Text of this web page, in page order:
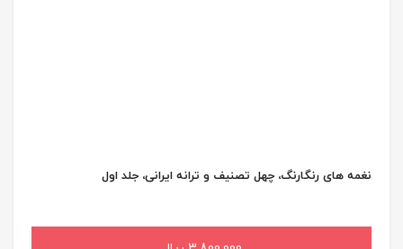
نغمه های رنگارنگ، چهل تصنیف و ترانه ایرانی، جلد اول